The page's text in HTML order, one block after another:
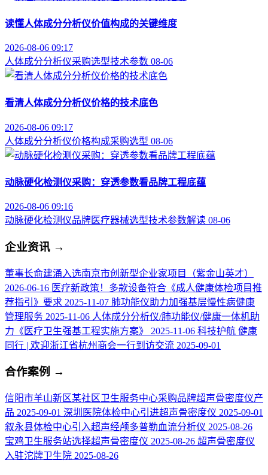
读懂人体成分分析仪价值构成的关键维度
2026-08-06 09:17
人体成分分析仪采购选型技术参数 08-06
看清人体成分分析仪价格的技术底色
2026-08-06 09:17
人体成分分析仪价格构成采购选型 08-06
动脉硬化检测仪采购：穿透参数看品牌工程底蕴
2026-08-06 09:16
动脉硬化检测仪品牌医疗器械选型技术参数解读 08-06
企业资讯 →
董事长俞建涌入选南京市创新型企业家项目（紫金山英才）
2026-06-16 医疗新政策！多款设备符合《成人健康体检项目推
荐指引》要求 2025-11-07 肺功能仪助力加强基层慢性病健康
管理服务 2025-11-06 人体成分分析仪/肺功能仪/健康一体机助
力《医疗卫生强基工程实施方案》
2025-11-06 科技护航 健康
同行 | 欢迎浙江省杭州商会一行到访交流 2025-09-01
合作案例 →
信阳市羊山新区某社区卫生服务中心采购品牌超声骨密度仪产
品 2025-09-01 深圳医院体检中心引进超声骨密度仪 2025-09-01
叙永县体检中心引入超声经颅多普勒血流分析仪 2025-08-26
宝鸡卫生服务站选择超声骨密度仪 2025-08-26 超声骨密度仪
入驻沱牌卫生院 2025-08-26